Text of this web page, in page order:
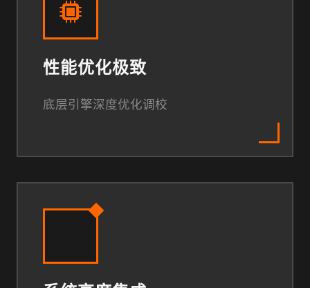
性能优化极致
底层引擎深度优化调校